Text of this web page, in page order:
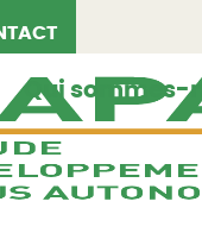
Qui sommes-